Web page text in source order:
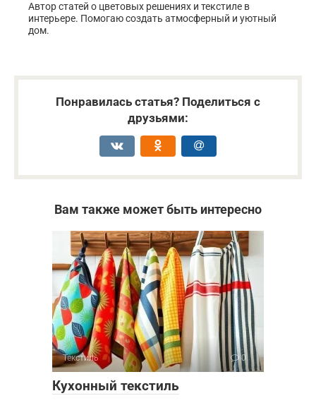
Автор статей о цветовых решениях и текстиле в
интерьере. Помогаю создать атмосферный и уютный
дом.
Понравилась статья? Поделиться с
друзьями:
Вам также может быть интересно
Текстиль 0
Кухонный текстиль